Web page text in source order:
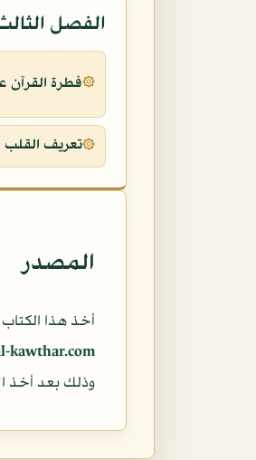
الفصل
فطرة القرآن
تعريف القلب
المصدر
أخذ هذا
kawthar.com
وذلك بعد أخذ